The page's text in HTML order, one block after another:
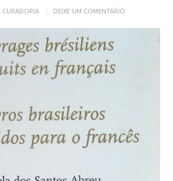
CURADORIA DEIXE UM COMENTÁRIO